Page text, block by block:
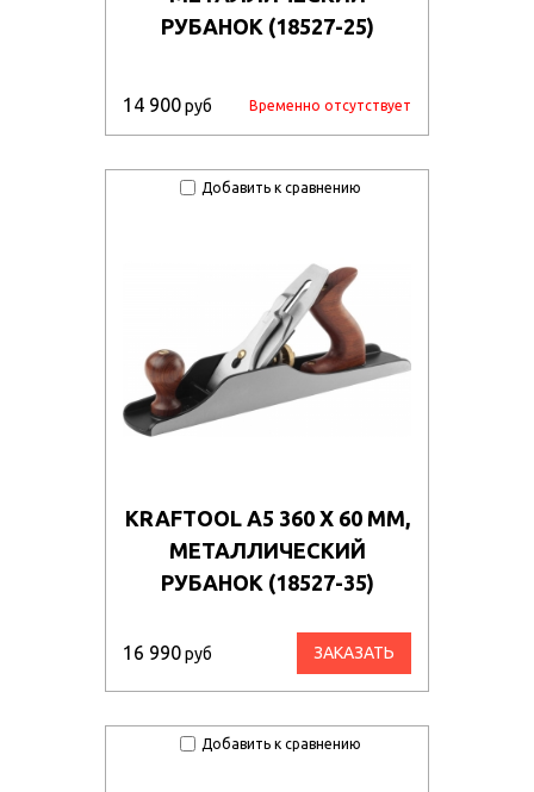
РУБАНОК (18527-25)
14 900руб Временно отсутствует
Добавить к сравнению
KRAFTOOL А5 360 X 60 ММ,
МЕТАЛЛИЧЕСКИЙ
РУБАНОК (18527-35)
16 990руб ЗАКАЗАТЬ
Добавить к сравнению